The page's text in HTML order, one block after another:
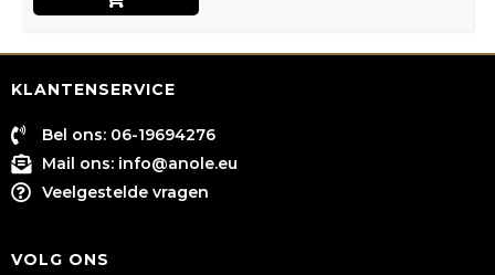
KLANTENSERVICE
Bel ons: 06-19694276
Mail ons: info@anole.eu
Veelgestelde vragen
VOLG ONS